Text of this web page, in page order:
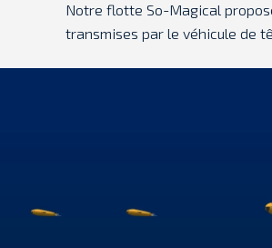
Notre flotte So-Magical
transmises par le véhicule de